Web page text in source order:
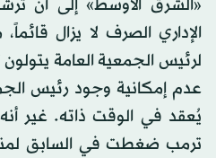
«الشرق الأوسط» إلى أن
لرئيس الجمعية العامة
عدم إمكانية وجود رئيس
يُعقد في الوقت ذاته. غير أنه
ترمب ضغطت في السابق